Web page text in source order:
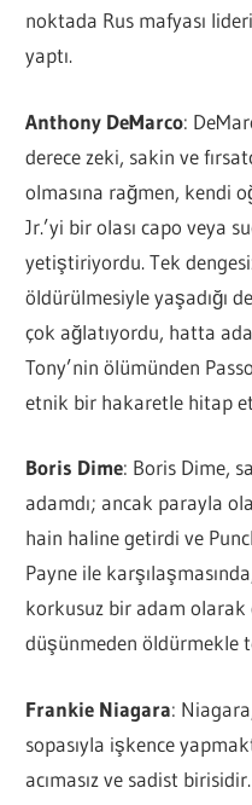
noktada Rus mafyası
yaptı.
Anthony DeMarco:
derece zeki, sakin ve
olmasına rağmen, kendi
Jr.’yi bir olası capo veya
yetiştiriyordu. Tek
öldürülmesiyle yaşadığı
çok ağlatıyordu, hatta
Tony’nin ölümünden
etnik bir hakaretle hitap
Boris Dime: Boris Dime,
adamdı; ancak parayla
hain haline getirdi ve
Payne ile
korkusuz bir adam olarak
düşünmeden öldürmekle
Frankie Niagara:
sopasıyla işkence
acımasız ve sadist